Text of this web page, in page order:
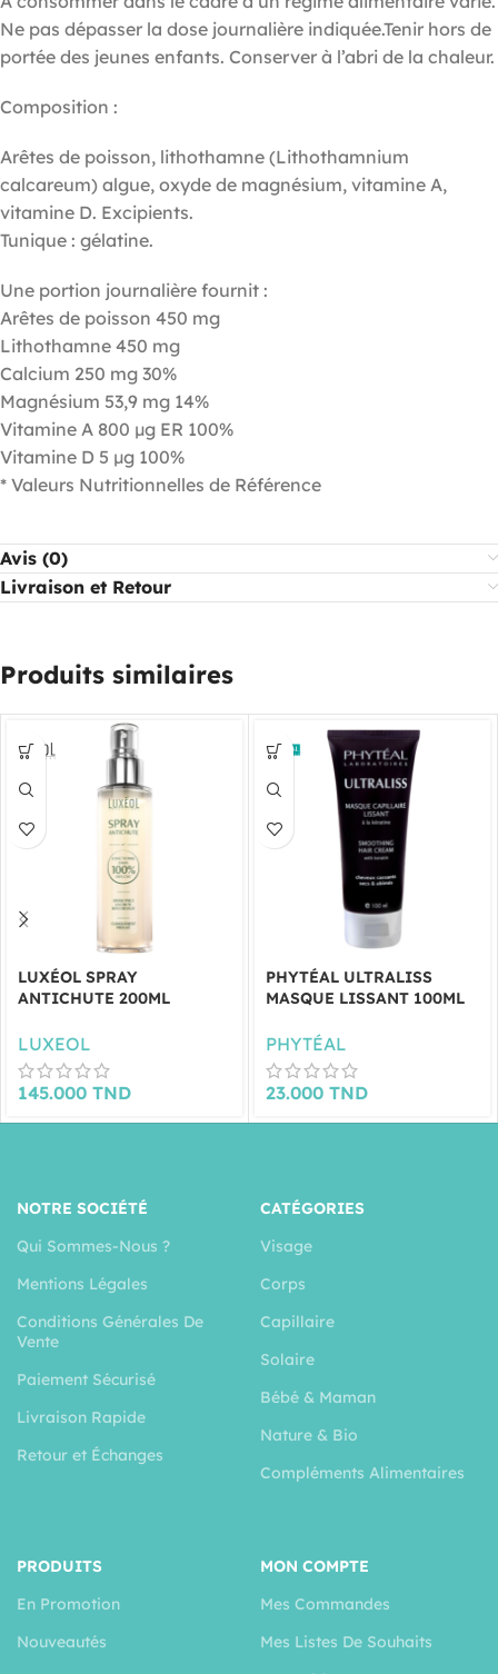
Ne pas dépasser la dose journalière indiquée.Tenir hors de
portée des jeunes enfants. Conserver à l’abri de la chaleur.
Composition :
Arêtes de poisson, lithothamne (Lithothamnium
calcareum) algue, oxyde de magnésium, vitamine A,
vitamine D. Excipients.
Tunique : gélatine.
Une portion journalière fournit :
Arêtes de poisson 450 mg
Lithothamne 450 mg
Calcium 250 mg 30%
Magnésium 53,9 mg 14%
Vitamine A 800 µg ER 100%
Vitamine D 5 µg 100%
* Valeurs Nutritionnelles de Référence
Avis (0)
Livraison et Retour
Produits similaires
LUXÉOL SPRAY
ANTICHUTE 200ML
LUXEOL
145.000 TND
PHYTÉAL ULTRALISS
MASQUE LISSANT 100ML
PHYTÉAL
23.000 TND
NOTRE SOCIÉTÉ
Qui Sommes-Nous ?
Mentions Légales
Conditions Générales De
Vente
Paiement Sécurisé
Livraison Rapide
Retour et Échanges
CATÉGORIES
Visage
Corps
Capillaire
Solaire
Bébé & Maman
Nature & Bio
Compléments Alimentaires
PRODUITS
En Promotion
Nouveautés
MON COMPTE
Mes Commandes
Mes Listes De Souhaits